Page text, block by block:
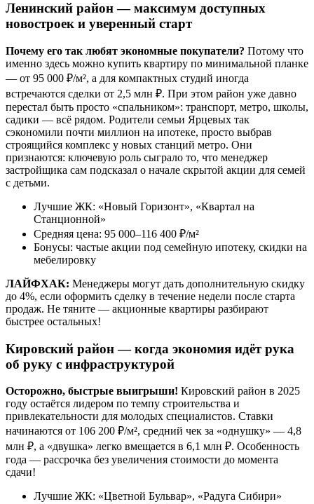
Ленинский район — максимум доступных
новостроек и уверенный старт
Почему его так любят экономные покупатели? Потому что
именно здесь можно купить квартиру по минимальной планке
— от 95 000 ₽/м², а для компактных студий иногда
встречаются сделки от 2,5 млн ₽. При этом район уже давно
перестал быть просто «спальником»: транспорт, метро, школы,
садики — всё рядом. Родители семьи Ярцевых так
сэкономили почти миллион на ипотеке, просто выбрав
строящийся комплекс у новых станций метро. Они
признаются: ключевую роль сыграло то, что менеджер
застройщика сам подсказал о начале скрытой акции для семей
с детьми.
Лучшие ЖК: «Новый Горизонт», «Квартал на
Станционной»
Средняя цена: 95 000–116 400 ₽/м²
Бонусы: частые акции под семейную ипотеку, скидки на
мебелировку
ЛАЙФХАК: Менеджеры могут дать дополнительную скидку
до 4%, если оформить сделку в течение недели после старта
продаж. Не тяните — акционные квартиры разбирают
быстрее остальных!
Кировский район — когда экономия идёт рука
об руку с инфраструктурой
Осторожно, быстрые выигрыши! Кировский район в 2025
году остаётся лидером по темпу строительства и
привлекательности для молодых специалистов. Ставки
начинаются от 106 200 ₽/м², средний чек за «однушку» — 4,8
млн ₽, а «двушка» легко вмещается в 6,1 млн ₽. Особенность
года — рассрочка без увеличения стоимости до момента
сдачи!
Лучшие ЖК: «Цветной Бульвар», «Радуга Сибири»